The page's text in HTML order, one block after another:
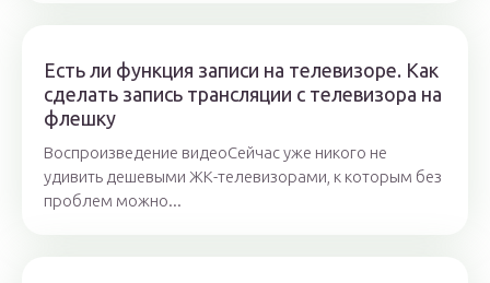
Есть ли функция записи на телевизоре. Как
сделать запись трансляции с телевизора на
флешку
Воспроизведение видеоСейчас уже никого не
удивить дешевыми ЖК-телевизорами, к которым без
проблем можно...